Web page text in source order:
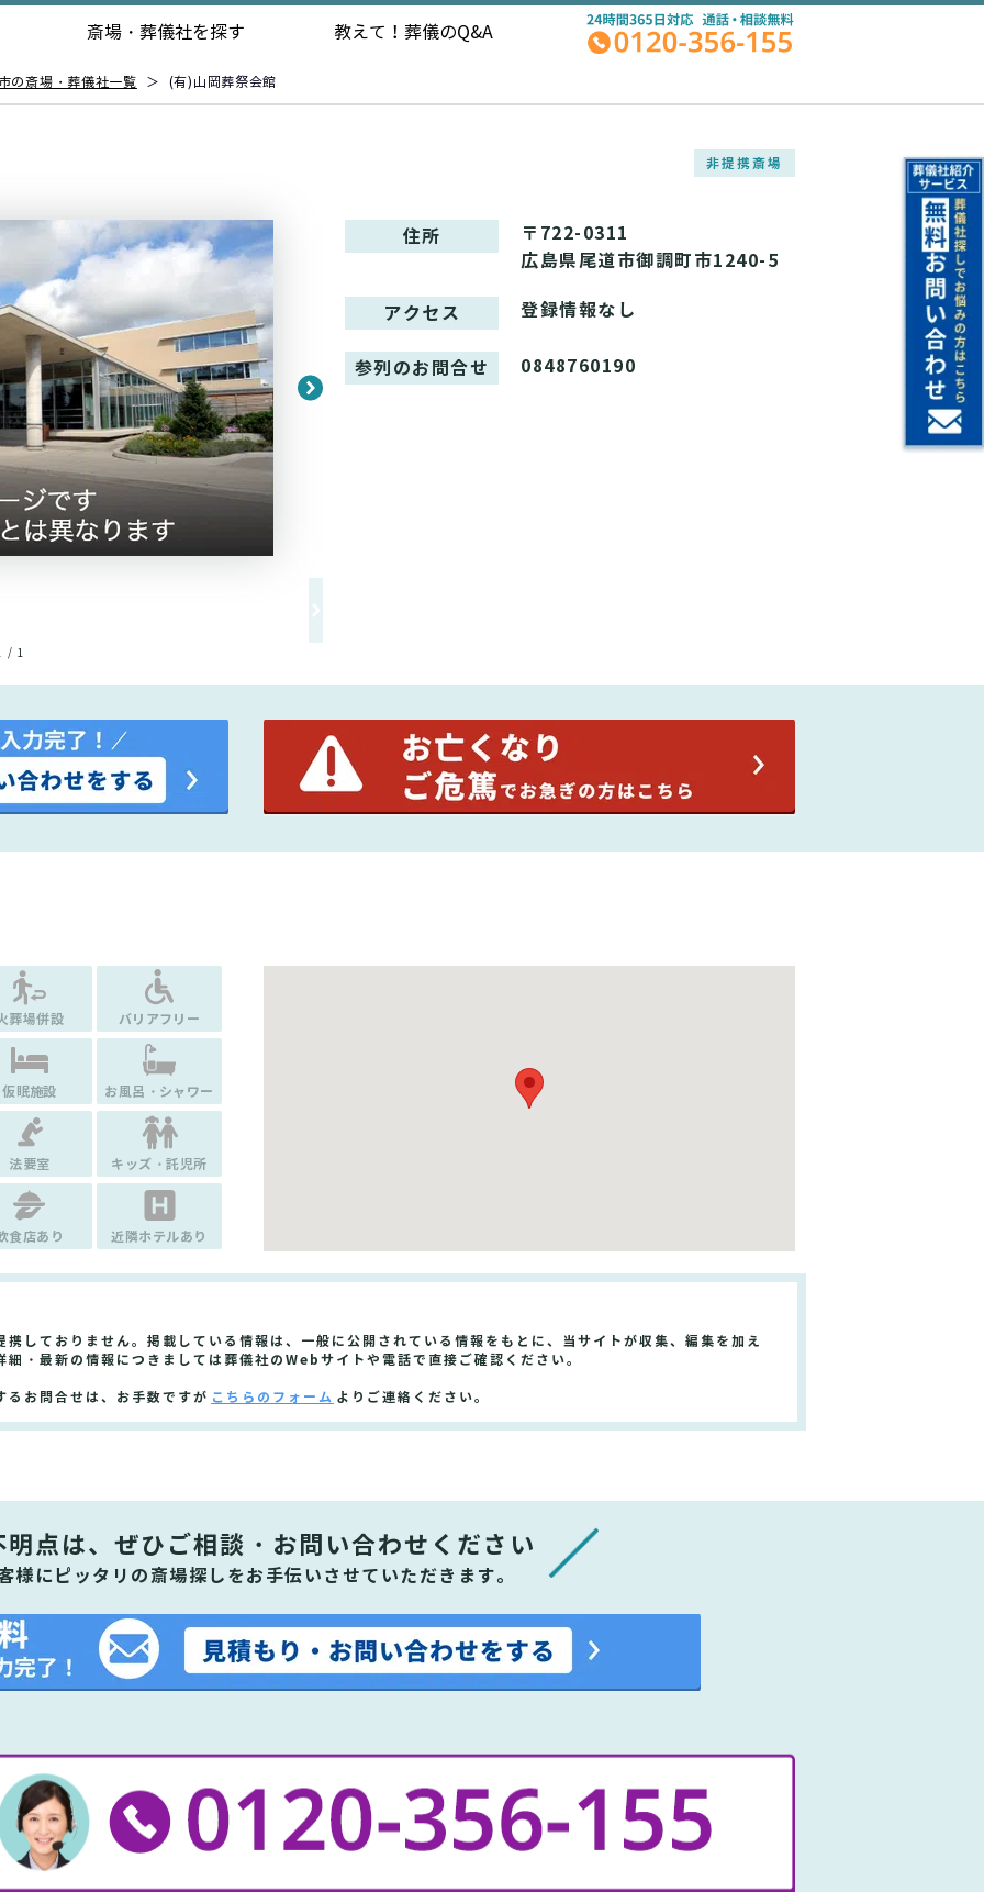
斎場・葬儀社を探す 教えて！ 葬儀のQ&A
の斎場・葬儀社一覧 ＞ (有)山岡葬祭会館
非提携斎場
/ 1
住所
〒722-0311
広島県尾道市御調町市1240-5
アクセス 登録情報なし
参列のお問合せ 0848760190
葬場併設 バリアフリー
仮眠施設 お風呂・シャワー
法要室 キッズ・託児所
食店あり 近隣ホテルあり
しておりません。掲載している情報は、一般に公開されている情報をもとに、当サイトが収集、編集を加え
・最新の情報につきましては葬儀社のWebサイトや電話で直接ご確認ください。
るお問合せは、お手数ですが こちらのフォーム よりご連絡ください。
明点は、ぜひ ご相談・お問い合わせください
様にピッタリの斎場探しをお手伝いさせていただきます。